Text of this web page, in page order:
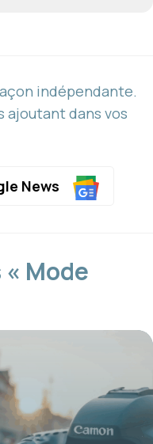
indépendante.
ajoutant dans vos
News
Mode